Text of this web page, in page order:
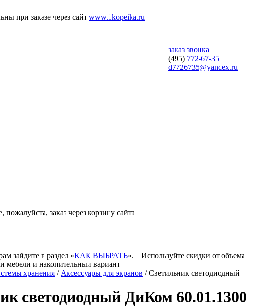
при заказе через сайт www.1kopeika.ru
заказ звонка
(495) 772-67-35
d7726735@yandex.ru
заказ через корзину сайта
зайдите в раздел «КАК ВЫБРАТЬ».
Используйте скидки от объема
мебели и накопительный вариант
хранения / Аксессуары для экранов / Светильник светодиодный
светодиодный ДиКом 60.01.1300